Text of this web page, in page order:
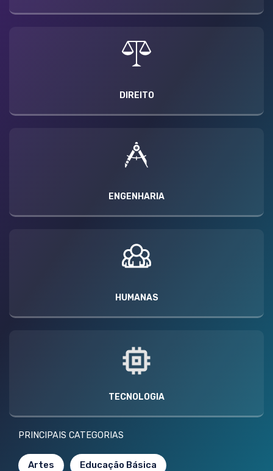
DIREITO
ENGENHARIA
HUMANAS
TECNOLOGIA
PRINCIPAIS CATEGORIAS
Artes Educação Básica